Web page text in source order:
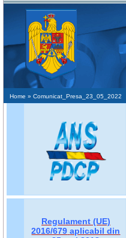
Home » Comunicat_Presa_23_05_2022
Regulament (UE)
2016/679 aplicabil din